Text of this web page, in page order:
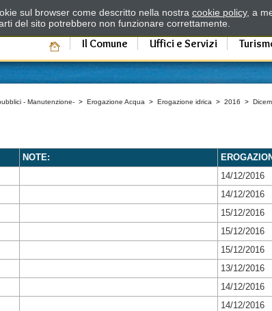
Il Comune Uffici e Servizi
- Manutenzione- > Erogazione Acqua > Erogazione idrica > 2016 >
NOTE:
14/12/2016
14/12/2016
15/12/2016
15/12/2016
15/12/2016
13/12/2016
14/12/2016
14/12/2016
sul browser come descritto nella nostra cookie policy, a
del sito potrebbero non funzionare correttamente.